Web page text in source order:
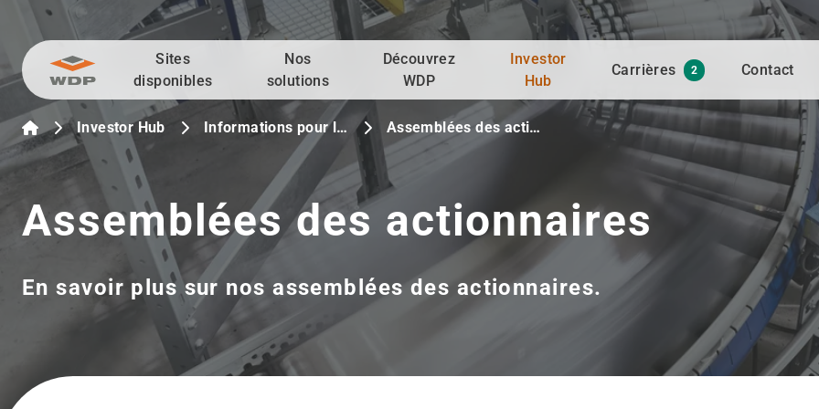
Allez au contenu
Sites
disponibles
Nos
solutions
Découvrez
WDP
Investor
Hub
Carrières 2 Contact
Investor Hub Informations pour l… Assemblées des acti…
Assemblées des actionnaires
En savoir plus sur nos assemblées des actionnaires.